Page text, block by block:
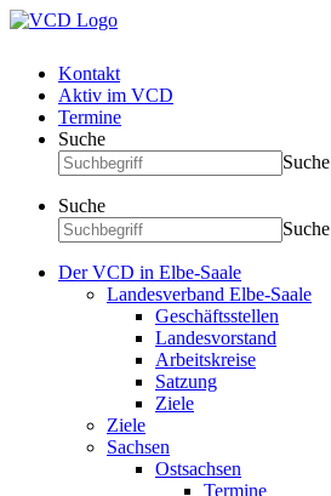
Kontakt
Aktiv im VCD
Termine
Suche
Suche
Suche
Suche
Der VCD in Elbe-Saale
Landesverband Elbe-Saale
Geschäftsstellen
Landesvorstand
Arbeitskreise
Satzung
Ziele
Ziele
Sachsen
Ostsachsen
Termine